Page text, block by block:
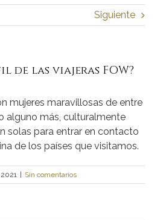
Siguiente
de las viajeras FOW?
mujeres maravillosas de entre
alguno más, culturalmente
solas para entrar en contacto
de los países que visitamos.
Sin comentarios